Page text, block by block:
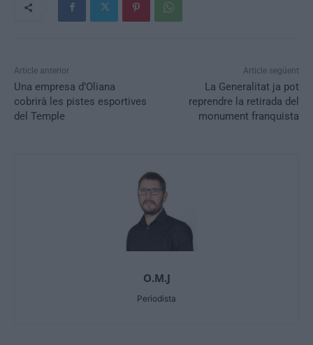
Article anterior
Una empresa d’Oliana
cobrirà les pistes esportives
del Temple
Article següent
La Generalitat ja pot
reprendre la retirada del
monument franquista
O.M.J
Periodista